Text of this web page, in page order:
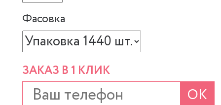
Фасовка
ЗАКАЗ В 1 КЛИК
ОК